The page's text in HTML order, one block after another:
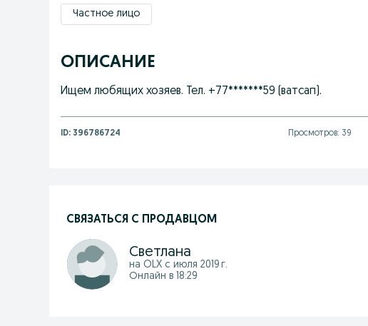
Частное лицо
ОПИСАНИЕ
Ищем любящих хозяев. Тел. +77*******59 (ватсап).
ID: 396786724 Просмотров: 39
СВЯЗАТЬСЯ С ПРОДАВЦОМ
Светлана
на OLX с июля 2019 г.
Онлайн в 18:29